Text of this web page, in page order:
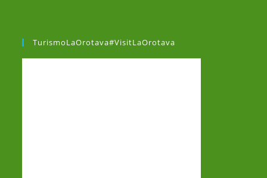
TurismoLaOrotava#VisitLaOrotava